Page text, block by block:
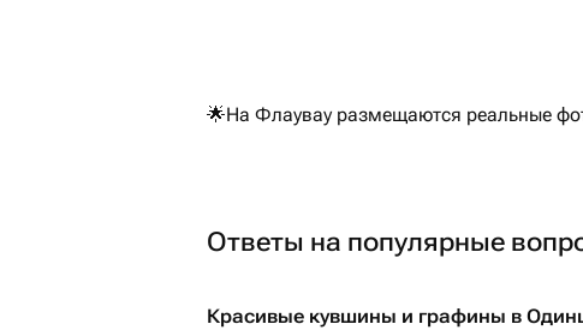
🌟На Флаувау размещаются реальные
Ответы на популярные
Красивые кувшины и графины в